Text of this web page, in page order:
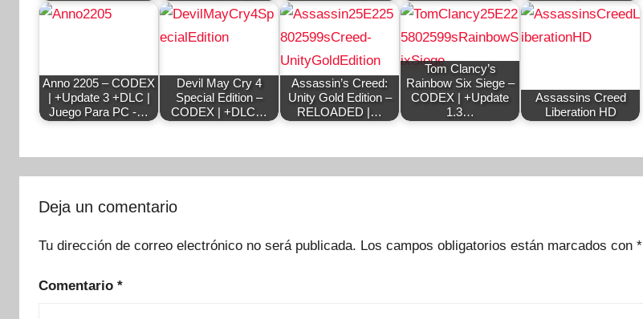
Anno 2205 – CODEX
| +Update 3 +DLC |
Juego Para PC -…
Devil May Cry 4
Special Edition –
CODEX | +DLC…
Assassin’s Creed:
Unity Gold Edition –
RELOADED |…
Tom Clancy’s
Rainbow Six Siege –
CODEX | +Update
1.3…
Assassins Creed
Liberation HD
Deja un comentario
Tu dirección de correo electrónico no será publicada. Los campos obligatorios están marcados con *
Comentario *